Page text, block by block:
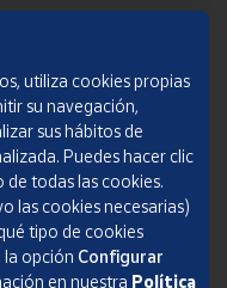
utiliza cookies propias
su navegación,
sus hábitos de
Puedes hacer clic
todas las cookies.
las cookies necesarias)
tipo de cookies
la opción Configurar
en nuestra Política